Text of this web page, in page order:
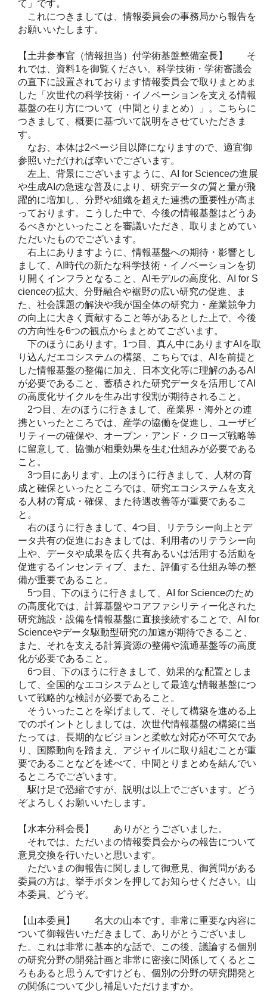
て」です。
これにつきましては、情報委員会の事務局から報告を
お願いいたします。
【土井参事官（情報担当）付学術基盤整備室長】 そ
れでは、資料1を御覧ください。科学技術・学術審議会
の直下に設置されております情報委員会で取りまとめま
した「次世代の科学技術・イノベーションを支える情報
基盤の在り方について（中間とりまとめ）」。こちらに
つきまして、概要に基づいて説明をさせていただきま
す。
なお、本体は2ページ目以降になりますので、適宜御
参照いただければ幸いでございます。
左上、背景にございますように、AI for Scienceの進展
や生成AIの急速な普及により、研究データの質と量が飛
躍的に増加し、分野や組織を超えた連携の重要性が高ま
っております。こうした中で、今後の情報基盤はどうあ
るべきかといったことを審議いただき、取りまとめてい
ただいたものでございます。
右上にありますように、情報基盤への期待・影響とし
まして、AI時代の新たな科学技術・イノベーションを切
り開くインフラとなること、AIモデルの高度化、AI for S
cienceの拡大、分野融合や裾野の広い研究の促進、ま
た、社会課題の解決や我が国全体の研究力・産業競争力
の向上に大きく貢献すること等があるとした上で、今後
の方向性を6つの観点からまとめてございます。
下のほうにあります。1つ目、真ん中にありますAIを取
り込んだエコシステムの構築、こちらでは、AIを前提と
した情報基盤の整備に加え、日本文化等に理解のあるAI
が必要であること、蓄積された研究データを活用してAI
の高度化サイクルを生み出す役割が期待されること。
2つ目、左のほうに行きまして、産業界・海外との連
携といったところでは、産学の協働を促進し、ユーザビ
リティーの確保や、オープン・アンド・クローズ戦略等
に留意して、協働が相乗効果を生む仕組みが必要である
こと。
3つ目にあります、上のほうに行きまして、人材の育
成と確保といったところでは、研究エコシステムを支え
る人材の育成・確保、また待遇改善等が重要であるこ
と。
右のほうに行きまして、4つ目、リテラシー向上とデ
ータ共有の促進におきましては、利用者のリテラシー向
上や、データや成果を広く共有あるいは活用する活動を
促進するインセンティブ、また、評価する仕組み等の整
備が重要であること。
5つ目、下のほうに行きまして、AI for Scienceのため
の高度化では、計算基盤やコアファシリティー化された
研究施設・設備を情報基盤に直接接続することで、AI for
Scienceやデータ駆動型研究の加速が期待できること、
また、それを支える計算資源の整備や流通基盤等の高度
化が必要であること。
6つ目、下のほうに行きまして、効果的な配置としま
して、全国的なエコシステムとして最適な情報基盤につ
いて戦略的な検討が必要であること。
そういったことを挙げまして、そして構築を進める上
でのポイントとしましては、次世代情報基盤の構築に当
たっては、長期的なビジョンと柔軟な対応が不可欠であ
り、国際動向を踏まえ、アジャイルに取り組むことが重
要であることなどを述べて、中間とりまとめを結んでい
るところでございます。
駆け足で恐縮ですが、説明は以上でございます。どう
ぞよろしくお願いいたします。
【水本分科会長】 ありがとうございました。
それでは、ただいまの情報委員会からの報告について
意見交換を行いたいと思います。
ただいまの御報告に関しまして御意見、御質問がある
委員の方は、挙手ボタンを押してお知らせください。山
本委員、どうぞ。
【山本委員】 名大の山本です。非常に重要な内容に
ついて御報告いただきまして、ありがとうございまし
た。これは非常に基本的な話で、この後、議論する個別
の研究分野の開発計画と非常に密接に関係してくるとこ
ろもあると思うんですけども、個別の分野の研究開発と
の関係について少し補足いただけますか。